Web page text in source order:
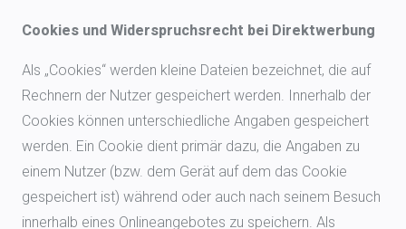
Cookies und Widerspruchsrecht bei Direktwerbung
Als „Cookies“ werden kleine Dateien bezeichnet, die auf
Rechnern der Nutzer gespeichert werden. Innerhalb der
Cookies können unterschiedliche Angaben gespeichert
werden. Ein Cookie dient primär dazu, die Angaben zu
einem Nutzer (bzw. dem Gerät auf dem das Cookie
gespeichert ist) während oder auch nach seinem Besuch
innerhalb eines Onlineangebotes zu speichern. Als